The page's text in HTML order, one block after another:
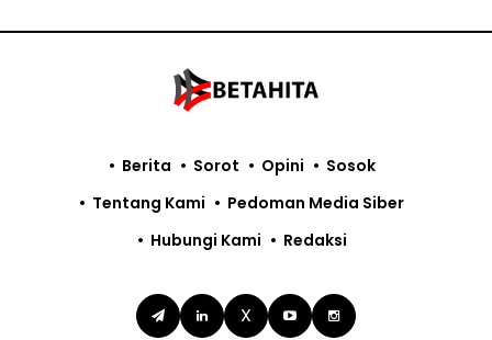
X
Berita Sorot Opini
Sosok
Tentang Kami
Pedoman Media Siber
Hubungi Kami
Redaksi